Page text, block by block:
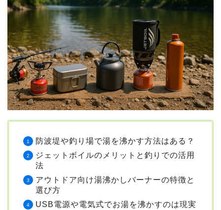
防波堤や釣り場で湯を沸かす方法はある？
ジェットボイルのメリットと釣りでの活用
法
アウトドア向け湯沸かしバーナーの特徴と
選び方
USB電源や電気式でお湯を沸かすのは現実